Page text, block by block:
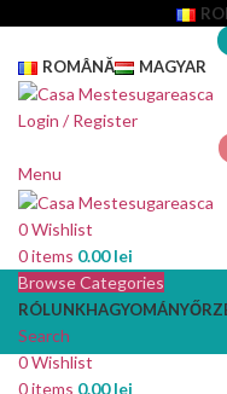
ROMÂNĂ MAGYAR
Login / Register
Menu
0Wishlist
0items 0.00lei
Browse Categories
RÓLUNK
Search
0Wishlist
0items 0.00lei